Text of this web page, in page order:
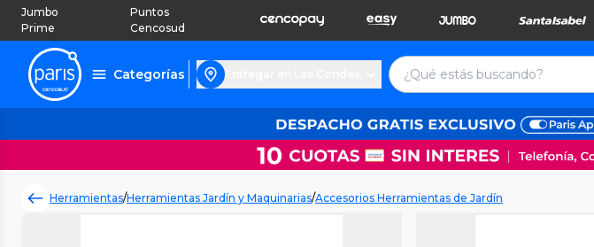
Jumbo
Prime
Puntos
Cencosud
Categorías
Herramientas/Herramientas Jardín y Maquinarias/Accesorios Herramientas de Jardín